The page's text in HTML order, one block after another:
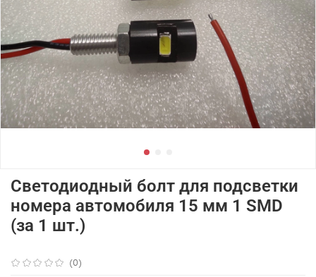
(0)
Светодиодный болт для подсветки
номера автомобиля 15 мм 1 SMD
(за 1 шт.)